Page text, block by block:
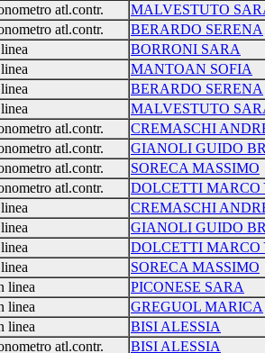
atl.contr.
MALVESTUTO
atl.contr.
BERARDO SERENA
BORRONI SARA
MANTOAN SOFIA
BERARDO SERENA
MALVESTUTO
atl.contr.
CREMASCHI
atl.contr.
GIANOLI GUIDO
atl.contr.
SORECA MASSIMO
atl.contr.
DOLCETTI MARCO
CREMASCHI
GIANOLI GUIDO
DOLCETTI MARCO
SORECA MASSIMO
linea
PICONESE SARA
linea
GREGUOL MARICA
linea
BISI ALESSIA
atl.contr.
BISI ALESSIA